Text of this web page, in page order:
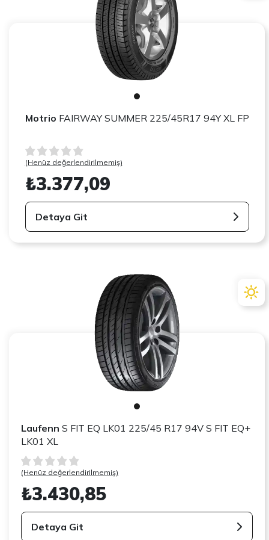
Motrio FAIRWAY SUMMER 225/45R17 94Y XL FP
(Henüz değerlendirilmemiş)
₺3.377,09
Detaya Git
Laufenn S FIT EQ LK01 225/45 R17 94V S FIT EQ+
LK01 XL
(Henüz değerlendirilmemiş)
₺3.430,85
Detaya Git